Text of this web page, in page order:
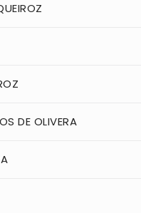
DE OLIVERA